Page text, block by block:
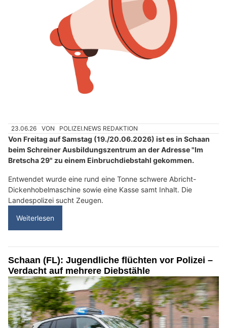
23.06.26 VON POLIZEI.NEWS REDAKTION
Von Freitag auf Samstag (19./20.06.2026) ist es in Schaan
beim Schreiner Ausbildungszentrum an der Adresse "Im
Bretscha 29" zu einem Einbruchdiebstahl gekommen.
Entwendet wurde eine rund eine Tonne schwere Abricht-
Dickenhobelmaschine sowie eine Kasse samt Inhalt. Die
Landespolizei sucht Zeugen.
Weiterlesen
Schaan (FL): Jugendliche flüchten vor Polizei –
Verdacht auf mehrere Diebstähle